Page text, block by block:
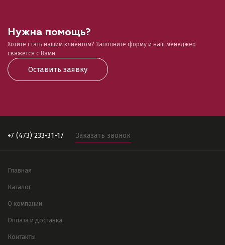
Нужна помощь?
Хотите стать нашим клиентом? Заполните форму и наш менеджер
свяжется с Вами.
Оставить заявку
+7 (473) 233-31-17 Заказать звонок
Главная
Каталог
О компании
Оплата и доставка
Контакты